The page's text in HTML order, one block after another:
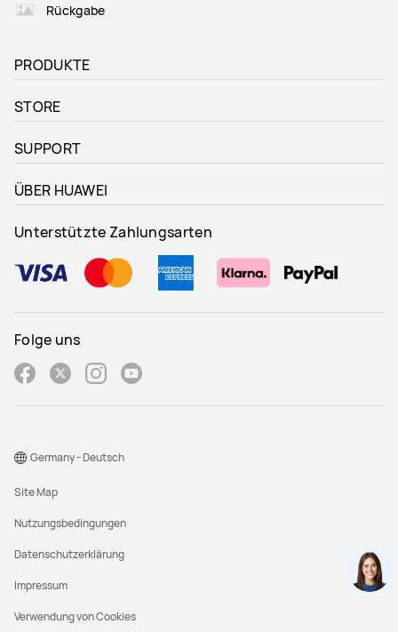
Rückgabe
PRODUKTE
STORE
SUPPORT
ÜBER HUAWEI
Unterstützte Zahlungsarten
Folge uns
Site Map
Nutzungsbedingungen
Datenschutzerklärung
Impressum
Verwendung von Cookies
Germany - Deutsch